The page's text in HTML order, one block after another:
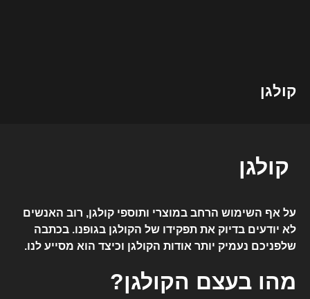
קולגן
קולגן
על אף השימוש הרחב במוצרי ותוספי קולגן, רוב האנשים
לא יודעים בדיוק את תפקידו של הקולגן בגופנו. בכתבה
שלפניכם נעמיק יותר אודות הקולגן וכיצד הוא מסייע לנו.
מהו בעצם הקולגן?